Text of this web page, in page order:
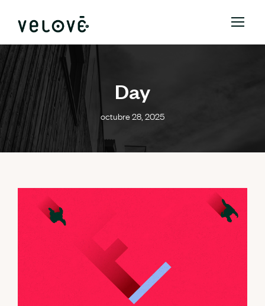
Day
octubre 28, 2025